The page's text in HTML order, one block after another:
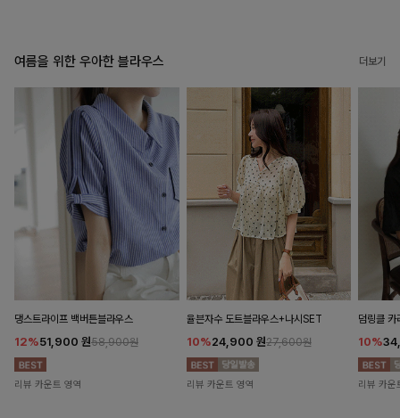
여름을 위한 우아한 블라우스 더보기
댕스트라이프 백버튼블라우스
12%51,900 원58,900원
리뷰 카운트 영역
율븐자수 도트블라우스+나시SET
10%24,900 원27,600원
리뷰 카운트 영역
덤링클 카
10%
리뷰 카운